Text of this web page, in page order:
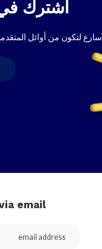
اشترك في
سارع لتكون من أوائل
email